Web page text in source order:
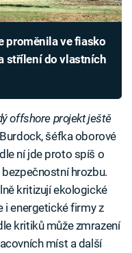
proměnila ve fiasko
střílení do vlastních
offshore projekt ještě
šéfka oborové
ní jde proto spíš o
hrozbu.
kritizují ekologické
i energetické firmy z
kritiků může zmrazení
míst a další